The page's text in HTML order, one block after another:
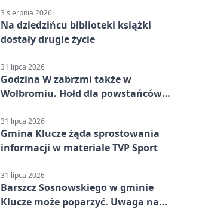
3 sierpnia 2026
Na dziedzińcu biblioteki książki
dostały drugie życie
31 lipca 2026
Godzina W zabrzmi także w
Wolbromiu. Hołd dla powstańców
31 lipca 2026
Gmina Klucze żąda sprostowania
informacji w materiale TVP Sport
31 lipca 2026
Barszcz Sosnowskiego w gminie
Klucze może poparzyć. Uwaga na